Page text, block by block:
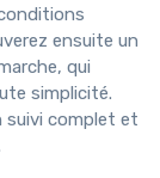
ensuite un
qui
simplicité.
suivi complet et